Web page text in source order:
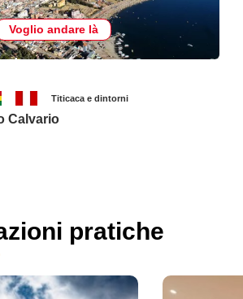
Voglio andare là
Titicaca e dintorni
Calvario
pratiche